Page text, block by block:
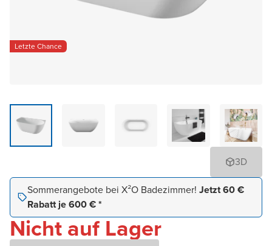
Letzte Chance
3D
Sommerangebote bei X²O Badezimmer! Jetzt 60 €
Rabatt je 600 € *
Nicht auf Lager